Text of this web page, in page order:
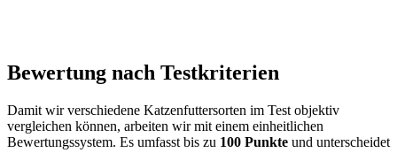
Bewertung nach Testkriterien
Damit wir verschiedene Katzenfuttersorten im Test objektiv
vergleichen können, arbeiten wir mit einem einheitlichen
Bewertungssystem. Es umfasst bis zu 100 Punkte und unterscheidet